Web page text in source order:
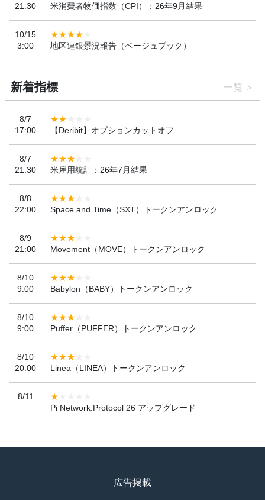
21:30
米消費者物価指数（CPI）：26年9月結果
10/15
3:00
地区連銀景況報告（ベージュブック）
新着指標 一覧
8/7
17:00
【Deribit】オプションカットオフ
8/7
21:30
米雇用統計：26年7月結果
8/8
22:00
Space and Time（SXT）トークンアンロック
8/9
21:00
Movement（MOVE）トークンアンロック
8/10
9:00
Babylon（BABY）トークンアンロック
8/10
9:00
Puffer（PUFFER）トークンアンロック
8/10
20:00
Linea（LINEA）トークンアンロック
8/11
Pi Network:Protocol 26 アップグレード
広告掲載